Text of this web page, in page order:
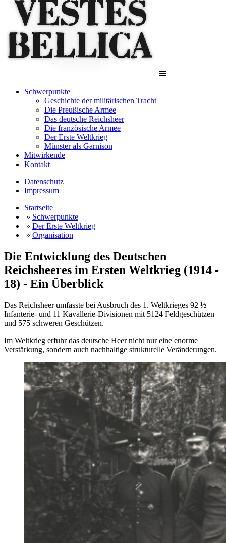
Schwerpunkte
Geschichte der militärischen Tracht
Die Preußische Armee
Das deutsche Reichsheer
Die französische Armee
Der Erste Weltkrieg
Münster als Garnison
Mitwirkende
Kontakt
Datenschutz
Impressum
Startseite
» Schwerpunkte
» Der Erste Weltkrieg
» Organisation
Die Entwicklung des Deutschen
Reichsheeres im Ersten Weltkrieg (1914 -
18) - Ein Überblick
Das Reichsheer umfasste bei Ausbruch des 1. Weltkrieges 92 ½
Infanterie- und 11 Kavallerie-Divisionen mit 5124 Feldgeschützen
und 575 schweren Geschützen.
Im Weltkrieg erfuhr das deutsche Heer nicht nur eine enorme
Verstärkung, sondern auch nachhaltige strukturelle Veränderungen.